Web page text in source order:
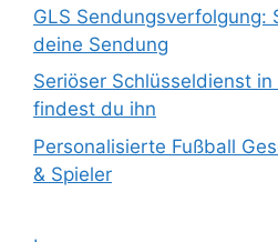
GLS Sendungsverfolgung:
deine Sendung
Seriöser Schlüsseldienst
findest du ihn
Personalisierte Fußball
& Spieler